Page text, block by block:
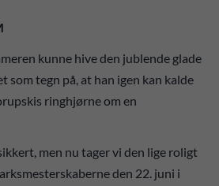
kunne hive den jublende glade
som tegn på, at han igen kan kalde
ringhjørne om en
men nu tager vi den lige roligt
den 22. juni i